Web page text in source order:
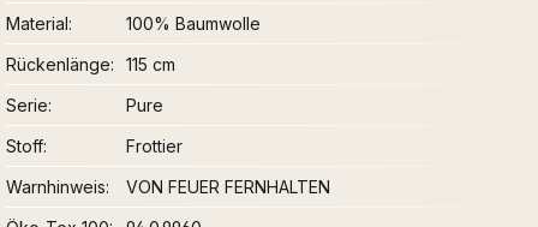
Material
100% Baumwolle
Rückenlänge
115 cm
Serie
Pure
Stoff
Frottier
Warnhinweis
VON FEUER FERNHALTEN